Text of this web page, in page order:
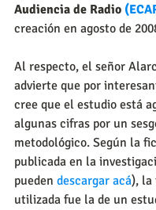
Audiencia de Radio
creación en agosto de
Al respecto, el señor
advierte que por
cree que el estudio está
algunas cifras por un
metodológico. Según la
publicada en la
pueden descargar acá), la
utilizada fue la de un